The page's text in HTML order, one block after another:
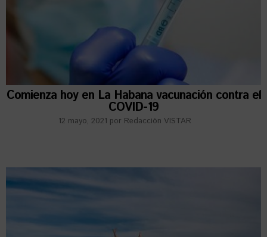
Comienza hoy en La Habana vacunación contra el
COVID-19
12 mayo, 2021 por Redacción VISTAR